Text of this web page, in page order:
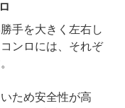
手を大きく左右し
ンロには、それぞ
ため安全性が高